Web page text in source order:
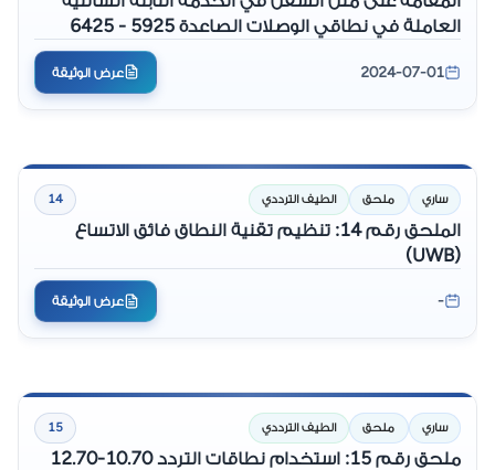
العاملة في نطاقي الوصلات الصاعدة 5925 - 6425
MHz و 14 - 14.5 GHz، ونطاقي الوصلات الهابطة 3700
- 4200 MHz و 10.7 - 12.75 GHz 2024-07-01 عرض الوثيقة
ساري ملحق الطيف الترددي 14
الملحق رقم 14: تنظيم تقنية النطاق فائق الاتساع
(UWB)
- عرض الوثيقة
ساري ملحق الطيف الترددي 15
ملحق رقم 15: استخدام نطاقات التردد 10.70-12.70